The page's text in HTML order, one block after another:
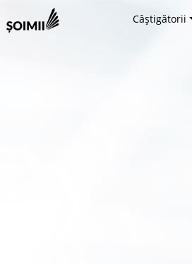
Câștigătorii